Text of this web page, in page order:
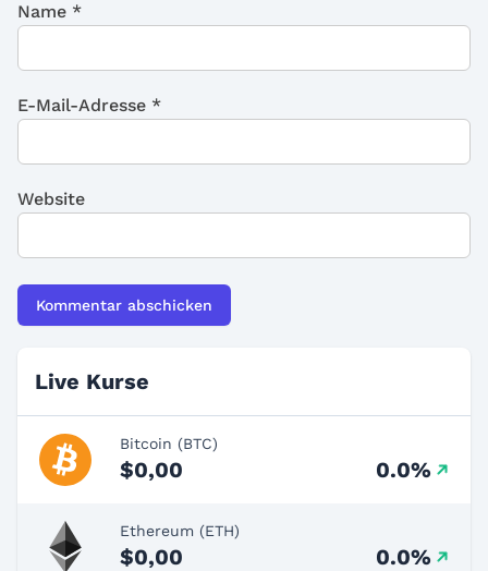
Name *
E-Mail-Adresse *
Website
Live Kurse
Bitcoin (BTC)
$0,00 0.0%
Ethereum (ETH)
$0,00 0.0%